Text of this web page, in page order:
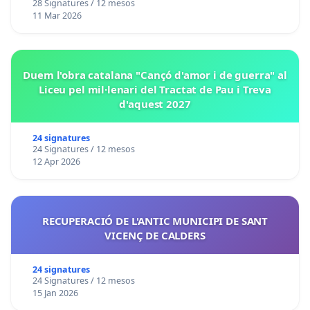
28 Signatures / 12 mesos
11 Mar 2026
Duem l'obra catalana "Cançó d'amor i de guerra" al
Liceu pel mil·lenari del Tractat de Pau i Treva
d'aquest 2027
24 signatures
24 Signatures / 12 mesos
12 Apr 2026
RECUPERACIÓ DE L'ANTIC MUNICIPI DE SANT
VICENÇ DE CALDERS
24 signatures
24 Signatures / 12 mesos
15 Jan 2026